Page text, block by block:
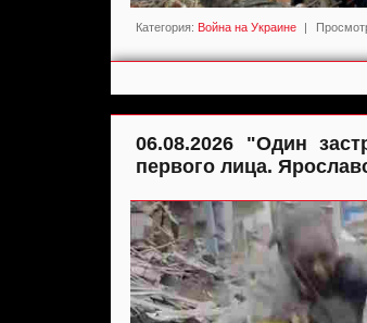
Категория: Война на Украине |
06.08.2026 "Один
первого лица.